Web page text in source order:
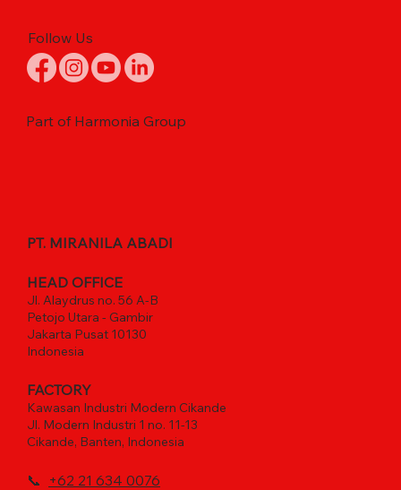
Follow Us
Part of Harmonia Group
PT. MIRANILA ABADI
HEAD OFFICE
Jl. Alaydrus no. 56 A-B
Petojo Utara - Gambir
Jakarta Pusat 10130
Indonesia
FACTORY
Kawasan Industri Modern Cikande
Jl. Modern Industri 1 no. 11-13
Cikande, Banten, Indonesia
📞 +62 21 634 0076